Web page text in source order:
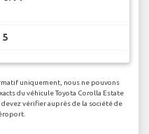
5
uniquement, nous ne pouvons
du véhicule Toyota Corolla Estate
vérifier auprès de la société de